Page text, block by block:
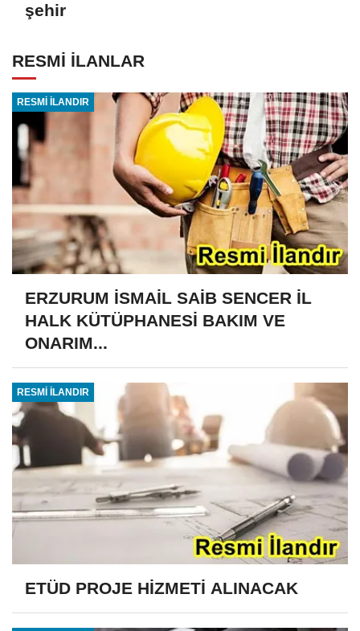
şehir
RESMİ İLANLAR
RESMİ İLANDIR
ERZURUM İSMAİL SAİB SENCER İL
HALK KÜTÜPHANESİ BAKIM VE
ONARIM...
RESMİ İLANDIR
ETÜD PROJE HİZMETİ ALINACAK